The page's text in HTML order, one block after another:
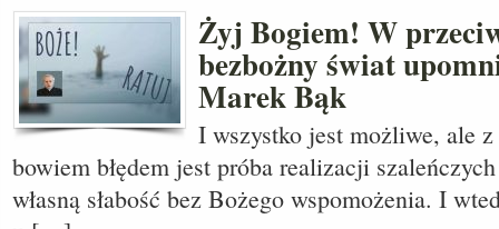
Żyj Bogiem! W
bezbożny świat
Marek Bąk
I wszystko jest możliwe, ale
bowiem błędem jest próba realizacji
własną słabość bez Bożego wspomożenia. I